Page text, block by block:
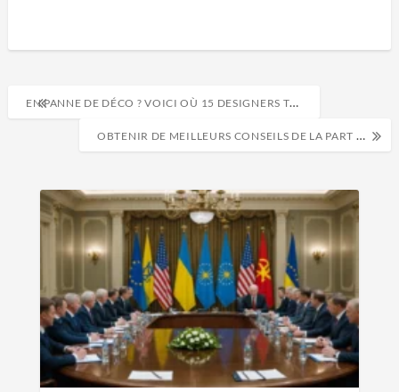
EN PANNE DE DÉCO ? VOICI OÙ 15 DESIGNERS TROUVENTL’INSPIRATION
OBTENIR DE MEILLEURS CONSEILS DE LA PART DES MÉDECINS